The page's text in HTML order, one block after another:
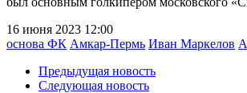
16 июня 2023 12:00
основа ФК Амкар-Пермь Иван Маркелов
Предыдущая новость
Следующая новость